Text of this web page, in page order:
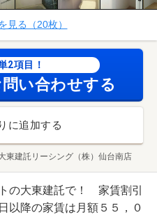
見る（20枚）
2項目！
い合わせする
に追加する
東建託リーシング（株）仙台南店
の大東建託で！ 家賃割引
以降の家賃は月額５５，０